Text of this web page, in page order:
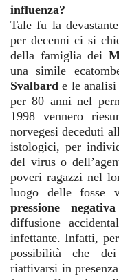
influenza?
Tale fu la
per decenni ci si
della famiglia dei
una simile
Svalbard e le
per 80 anni nel
1998 vennero
norvegesi deceduti
istologici, per
del virus o
poveri ragazzi nel
luogo delle fosse
pressione negativa
diffusione
infettante. Infatti,
possibilità che
riattivarsi in